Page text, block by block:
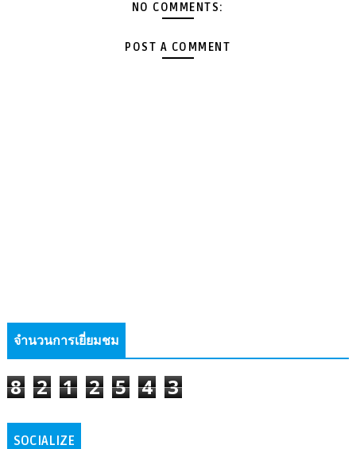
NO COMMENTS:
POST A COMMENT
จำนวนการเยี่ยมชม
8 2 1 2 5 4 3
SOCIALIZE